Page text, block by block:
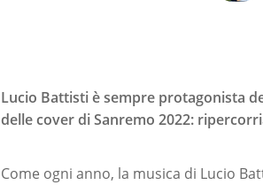
Lucio Battisti è sempre protagonista
delle cover di Sanremo 2022:
Come ogni anno, la musica di Lucio